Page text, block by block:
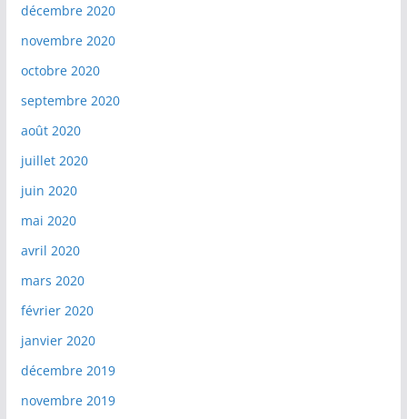
décembre 2020
novembre 2020
octobre 2020
septembre 2020
août 2020
juillet 2020
juin 2020
mai 2020
avril 2020
mars 2020
février 2020
janvier 2020
décembre 2019
novembre 2019